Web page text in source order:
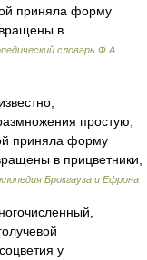
приняла форму
в
словарь Ф.А.
простую,
приняла форму
в прицветники,
Брокгауза и Ефрона
у